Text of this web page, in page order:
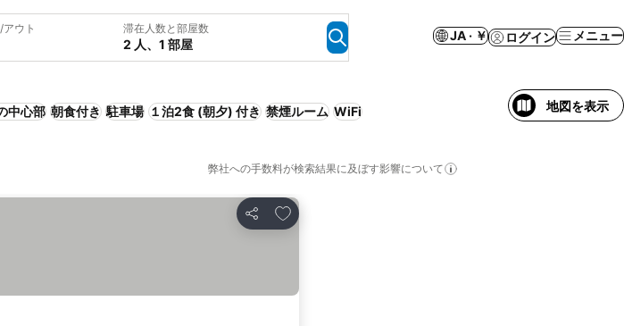
ウト 滞在人数と部屋数
2 人、1 部屋
JA · ￥ ログイン メニュー
中心部 朝食付き 駐車場 １泊2食 (朝夕) 付き 禁煙ルーム WiFi 地図を表示
弊社への手数料が検索結果に及ぼす影響について
シェア
お気に入りに追加